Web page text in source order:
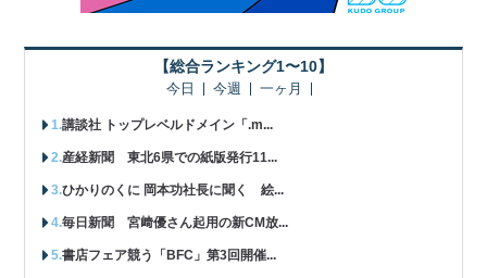
【総合ランキング1〜10】
今日 今週 一ヶ月
講談社 トップレベルドメイン「.m...
産経新聞 東北6県での紙版発行11...
ひかりのくに 岡本功社長に聞く 絵...
毎日新聞 宮﨑優さん起用の新CM放...
書店フェア競う「BFC」第3回開催...